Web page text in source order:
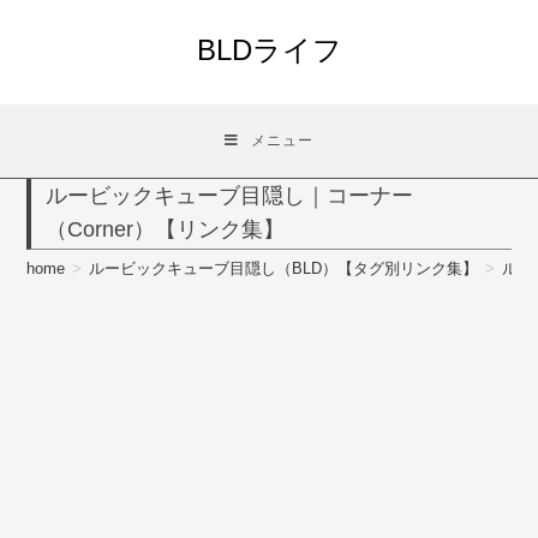
ス
BLDライフ
メニュー
ルービックキューブ目隠し｜コーナー
（Corner）【リンク集】
home > ルービックキューブ目隠し（BLD）【タグ別リンク集】 > ルー